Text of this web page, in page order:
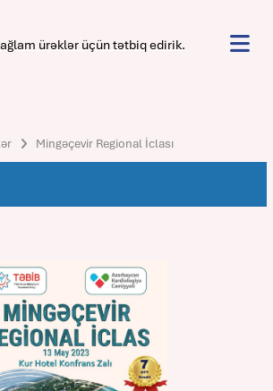
ürəklər üçün tətbiq edirik.
Mingəçevir Regional İclası